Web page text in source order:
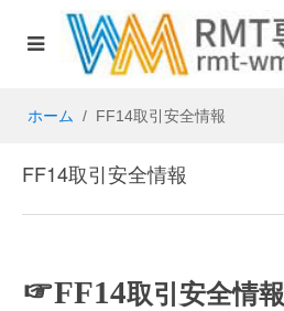
ホーム FF14取引安全情報
FF14取引安全情報
☞FF14取引安全情報